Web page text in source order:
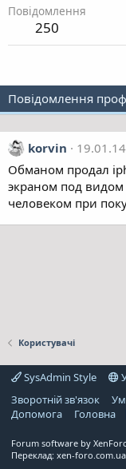
Повідомлення
250
Повідомлення
korvin
19.01.14
Обманом продал
экраном под видом
человеком при
Користувачі
SysAdmin Style
Зворотній зв'язок
Дoпoмoга
Головна
Forum software by
Переклад: xen-foro.com.ua